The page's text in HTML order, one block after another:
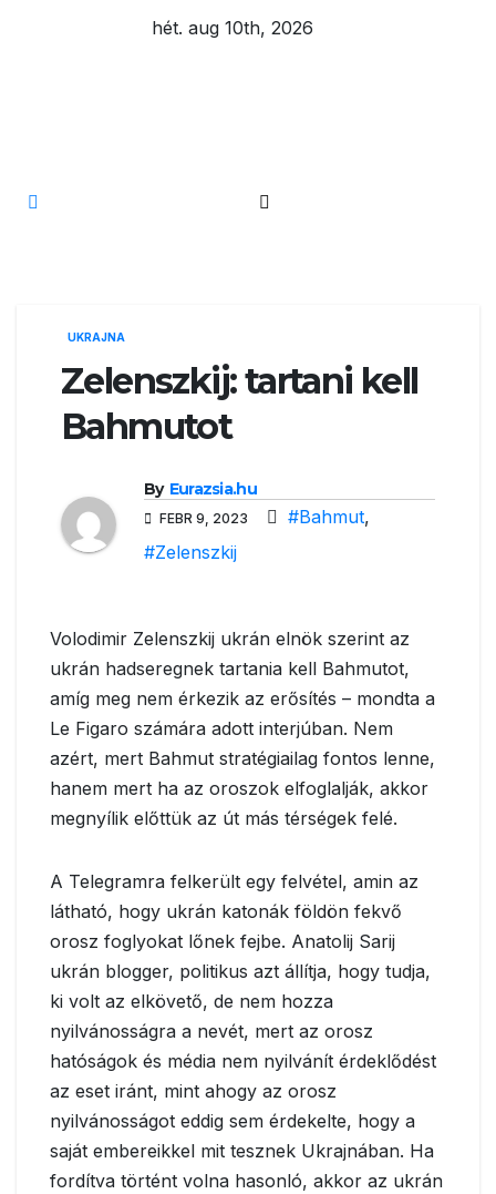
hét. aug 10th, 2026
UKRAJNA
Zelenszkij: tartani kell
Bahmutot
By Eurazsia.hu
FEBR 9, 2023 #Bahmut,
#Zelenszkij
Volodimir Zelenszkij ukrán elnök szerint az
ukrán hadseregnek tartania kell Bahmutot,
amíg meg nem érkezik az erősítés – mondta a
Le Figaro számára adott interjúban. Nem
azért, mert Bahmut stratégiailag fontos lenne,
hanem mert ha az oroszok elfoglalják, akkor
megnyílik előttük az út más térségek felé.
A Telegramra felkerült egy felvétel, amin az
látható, hogy ukrán katonák földön fekvő
orosz foglyokat lőnek fejbe. Anatolij Sarij
ukrán blogger, politikus azt állítja, hogy tudja,
ki volt az elkövető, de nem hozza
nyilvánosságra a nevét, mert az orosz
hatóságok és média nem nyilvánít érdeklődést
az eset iránt, mint ahogy az orosz
nyilvánosságot eddig sem érdekelte, hogy a
saját embereikkel mit tesznek Ukrajnában. Ha
fordítva történt volna hasonló, akkor az ukrán